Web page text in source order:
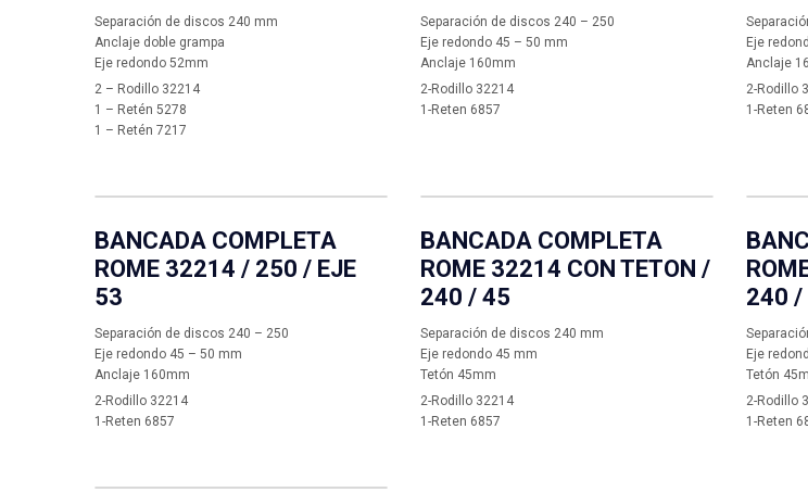
Separación de discos 240 mm
Anclaje doble grampa
Eje redondo 52mm
2 – Rodillo 32214
1 – Retén 5278
1 – Retén 7217
Separación de discos 240 – 250
Eje redondo 45 – 50 mm
Anclaje 160mm
2-Rodillo 32214
1-Reten 6857
Eje
Anclaje
2-Rodillo
1-Reten
BANCADA COMPLETA
ROME 32214 / 250 / EJE
53
Separación de discos 240 – 250
Eje redondo 45 – 50 mm
Anclaje 160mm
2-Rodillo 32214
1-Reten 6857
BANCADA COMPLETA
ROME 32214 CON TETON /
240 / 45
Separación de discos 240 mm
Eje redondo 45 mm
Tetón 45mm
2-Rodillo 32214
1-Reten 6857
240 /
Eje
Tetón
2-Rodillo
1-Reten